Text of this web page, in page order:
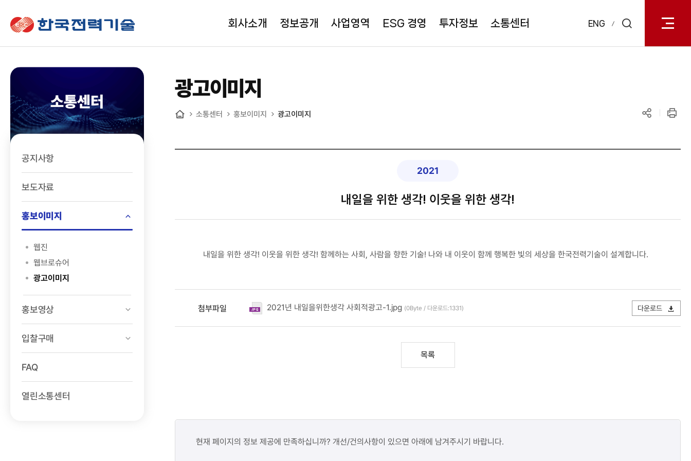
한국전력기술
회사소개 정보공개 사업영역 ESG 경영 투자정보 소통센터 ENG
열기
소통센터
공지사항
보도자료
홍보이미지
웹진
웹브로슈어
광고이미지
홍보영상
입찰구매
FAQ
열린소통센터
광고이미지
소통센터 홍보이미지 광고이미지
내일을 위한 생각! 이웃을 위한 생각!
2021
내일을 위한 생각! 이웃을 위한 생각! 함께하는 사회, 사람을 향한 기술! 나와 내 이웃이 함께 행복한 빛의 세상을 한국전력기술이 설계합니다.
첨부파일 2021년 내일을위한생각 사회적광고-1.jpg (0Byte / 다운로드:1331) 다운로드
목록
만족도현재 페이지의 정보 제공에 만족하십니까? 개선/건의사항이 있으면 아래에 남겨주시기 바랍니다.